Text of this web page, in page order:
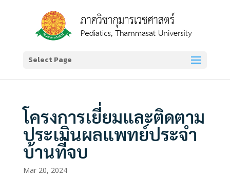
Select Page
โครงการเยี่ยมและติดตาม
ประเมินผลแพทย์ประจำ
บ้านที่จบ
Mar 20, 2024